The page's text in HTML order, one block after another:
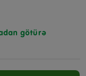
götürə